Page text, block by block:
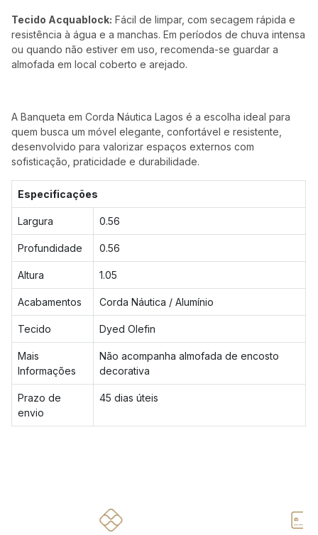
Tecido Acquablock: Fácil de limpar, com secagem rápida e
resistência à água e a manchas. Em períodos de chuva intensa
ou quando não estiver em uso, recomenda-se guardar a
almofada em local coberto e arejado.
A Banqueta em Corda Náutica Lagos é a escolha ideal para
quem busca um móvel elegante, confortável e resistente,
desenvolvido para valorizar espaços externos com
sofisticação, praticidade e durabilidade.
Especificações
Largura 0.56
Profundidade 0.56
Altura 1.05
Acabamentos Corda Náutica / Alumínio
Tecido Dyed Olefin
Mais
Informações
Não acompanha almofada de encosto
decorativa
Prazo de
envio
45 dias úteis